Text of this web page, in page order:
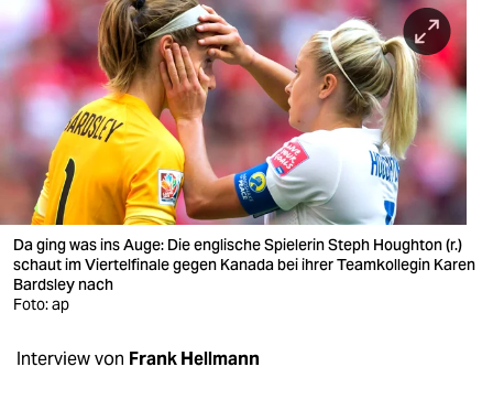
berlin
nord
wahrheit
verlag
verlag
veranstaltungen
shop
unterstützen
Da ging was ins Auge: Die englische Spielerin Steph Houghton (r.)
schaut im Viertelfinale gegen Kanada bei ihrer Teamkollegin Karen
Bardsley nach
Foto: ap
Interview von Frank Hellmann